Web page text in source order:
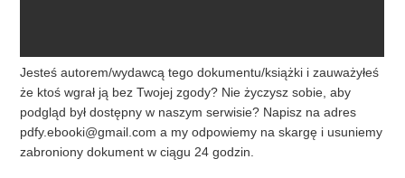
Jesteś autorem/wydawcą tego dokumentu/książki i zauważyłeś
że ktoś wgrał ją bez Twojej zgody? Nie życzysz sobie, aby
podgląd był dostępny w naszym serwisie? Napisz na adres
pdfy.ebooki@gmail.com a my odpowiemy na skargę i usuniemy
zabroniony dokument w ciągu 24 godzin.